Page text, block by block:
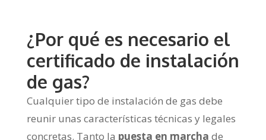
¿Por qué es necesario el
certificado de instalación
de gas?
Cualquier tipo de instalación de gas debe
reunir unas características técnicas y legales
concretas. Tanto la puesta en marcha de